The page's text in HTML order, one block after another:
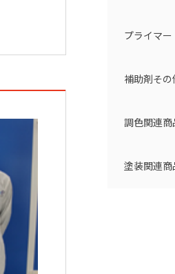
プライマー
補助剤その
調色関連商
塗装関連商